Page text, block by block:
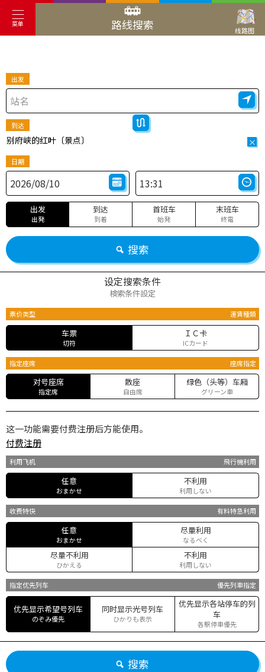
菜单 路线搜索 线路图
出发
到达
别府峡的红叶〔景点〕 ×
日期
出发
出発
到达
到着
首班车
始発
末班车
終電
搜索
设定搜索条件
検索条件設定
票价类型 運賃種類
车票
切符
ＩＣ卡
ICカード
指定座席 座席指定
对号座席
指定席
散座
自由席
绿色（头等）车厢
グリーン車
这一功能需要付费注册后方能使用。
付费注册
利用飞机 飛行機利用
任意
おまかせ
不利用
利用しない
收费特快 有料特急利用
任意
おまかせ
尽量利用
なるべく
尽量不利用
ひかえる
不利用
利用しない
指定优先列车 優先列車指定
优先显示希望号列车
のぞみ優先
同时显示光号列车
ひかりも表示
优先显示各站停车的列
车
各駅停車優先
搜索